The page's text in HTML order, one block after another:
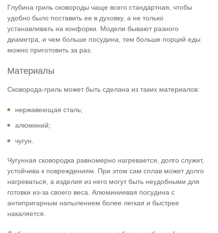
Глубина гриль сковороды чаще всего стандартная, чтобы
удобно было поставить ее в духовку, а не только
устанавливать на конфорки. Модели бывают разного
диаметра, и чем больше посудина, тем больше порций еды
можно приготовить за раз.
Материалы
Сковорода-гриль может быть сделана из таких материалов:
нержавеющая сталь;
алюминий;
чугун.
Чугунная сковородка равномерно нагревается, долго служит,
устойчива к повреждениям. При этом сам сплав может долго
нагреваться, а изделия из него могут быть неудобными для
готовки из-за своего веса. Алюминиевая посудина с
антипригарным напылением более легкая и быстрее
накаляется.